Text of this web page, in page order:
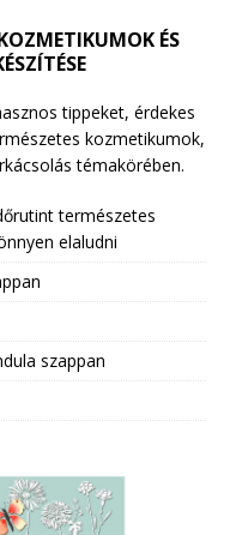
ÉS
tippeket, érdekes
kozmetikumok,
témakörében.
természetes
elaludni
szappan